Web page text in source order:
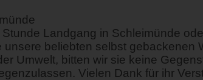
Landgang in Schleimünde
unsere beliebten selbst gebackenen
Umwelt, bitten wir sie keine
Vielen Dank für ihr